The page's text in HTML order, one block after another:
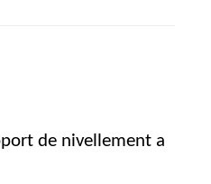
de nivellement a